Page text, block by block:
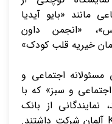
مانند «بایو آیدیا
«انجمن داون
خیریه قلب کودک»
اجتماعی و
و سبز» که با
نمایندگانی از بانک
آلمان شرکت داشتند.